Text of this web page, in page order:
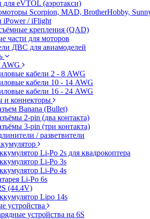
eVTOL (аэротакси)
Scorpion, MAD, BrotherHobby,
/ iFlight
крепления (QAD)
части для моторов
ДВС для авиамоделей
кабели 2 - 8 AWG
кабели 10 - 14 AWG
кабели 16 - 24 AWG
и коннекторы
Banana (Bullet)
2-pin (два контакта)
3-pin (три контакта)
/ разветвители
Li-Po 2s для квадрокоптера
Li-Po 3s
Li-Po 4s
Li-Po 6s
(44.4V)
Lipo 14s
устройства
устройства на 6S